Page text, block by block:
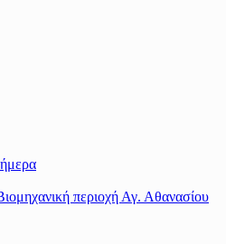
περιοχή Αγ. Αθανασίου